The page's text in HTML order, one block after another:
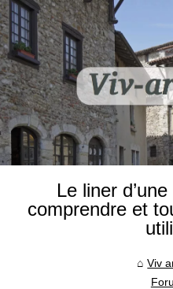
Le liner
comprendre et
Viv